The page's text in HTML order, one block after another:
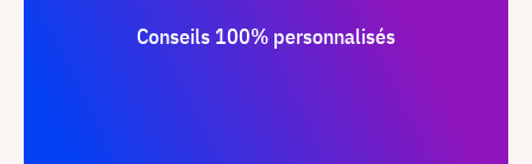
Conseils 100% personnalisés